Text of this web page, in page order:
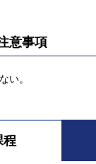
意事項
い。
程